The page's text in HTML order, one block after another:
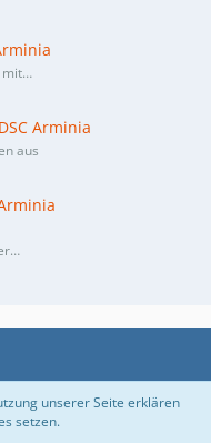
mit…
Arminia
aus
unserer Seite erklären
setzen.